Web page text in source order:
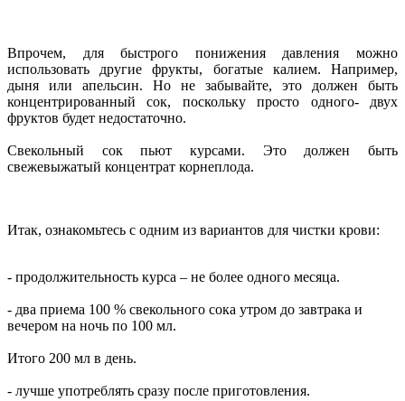
Впрочем, для быстрого понижения давления можно
использовать другие фрукты, богатые калием. Например,
дыня или апельсин. Но не забывайте, это должен быть
концентрированный сок, поскольку просто одного- двух
фруктов будет недостаточно.
Свекольный сок пьют курсами. Это должен быть
свежевыжатый концентрат корнеплода.
Итак, ознакомьтесь с одним из вариантов для чистки крови:
- продолжительность курса – не более одного месяца.
- два приема 100 % свекольного сока утром до завтрака и
вечером на ночь по 100 мл.
Итого 200 мл в день.
- лучше употреблять сразу после приготовления.